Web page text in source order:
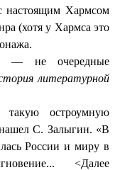
настоящим Хармсом
(хотя у Хармса это
— не очередные
литературной
остроумную
нашел С. Залыгин. «В
России и миру в
<Далее